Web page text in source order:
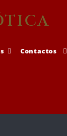
Contactos